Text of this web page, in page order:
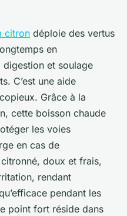
citron déploie des vertus
en
et soulage
C’est une aide
Grâce à la
cette boisson chaude
les voies
en cas de
doux et frais,
rendant
pendant les
point fort réside dans